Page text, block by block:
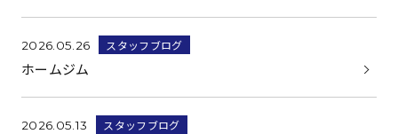
2026.05.26 スタッフブログ
ホームジム
2026.05.13 スタッフブログ